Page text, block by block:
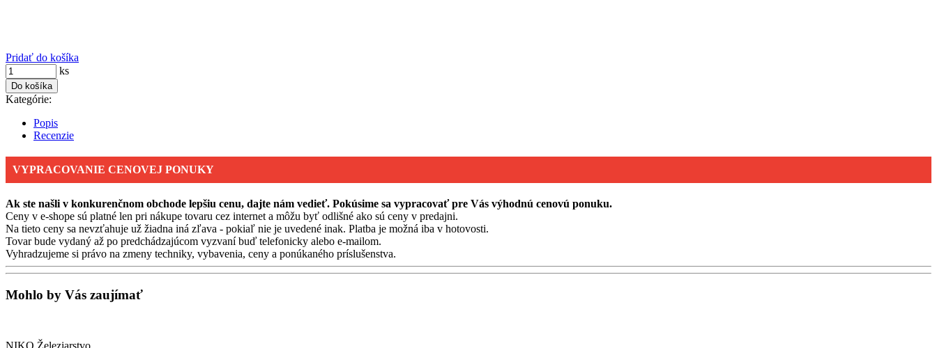
Pridať do košíka
ks
Do košíka
Kategórie:
Popis
Recenzie
VYPRACOVANIE CENOVEJ PONUKY
Ak ste našli v konkurenčnom obchode lepšiu cenu, dajte nám vedieť. Pokúsime sa vypracovať pre Vás výhodnú cenovú ponuku.
Ceny v e-shope sú platné len pri nákupe tovaru cez internet a môžu byť odlišné ako sú ceny v predajni.
Na tieto ceny sa nevzťahuje už žiadna iná zľava - pokiaľ nie je uvedené inak. Platba je možná iba v hotovosti.
Tovar bude vydaný až po predchádzajúcom vyzvaní buď telefonicky alebo e-mailom.
Vyhradzujeme si právo na zmeny techniky, vybavenia, ceny a ponúkaného príslušenstva.
Mohlo by Vás zaujímať
NIKO Železiarstvo